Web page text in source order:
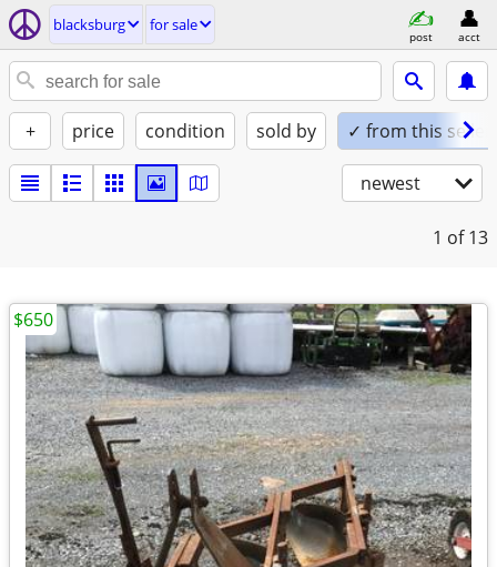
blacksburg for sale
post acct
+ price condition sold by ✓ from this seller
newest
1 of 13
$650